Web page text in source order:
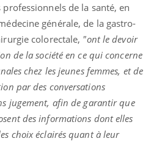
de la santé, en
générale, de la gastro-
colorectale, "ont le devoir
de la société en ce qui concerne
chez les jeunes femmes, et de
par des conversations
jugement, afin de garantir que
des informations dont elles
choix éclairés quant à leur